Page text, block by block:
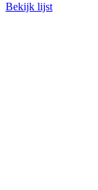
Bekijk lijst